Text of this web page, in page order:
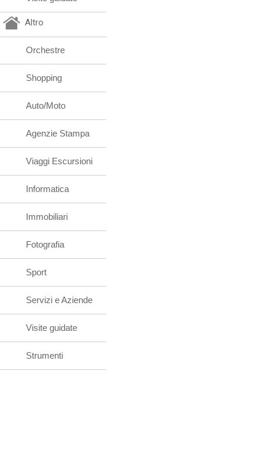
Altro
Orchestre
Shopping
Auto/Moto
Agenzie Stampa
Viaggi Escursioni
Informatica
Immobiliari
Fotografia
Sport
Servizi e Aziende
Visite guidate
Strumenti